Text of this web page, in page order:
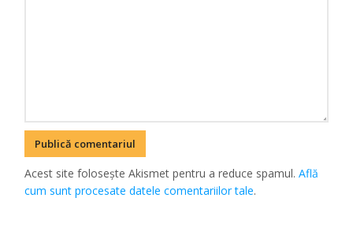
Acest site folosește Akismet pentru a reduce spamul.Află
cum sunt procesate datele comentariilor tale.